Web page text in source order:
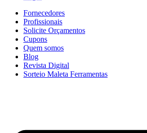
Fornecedores
Profissionais
Solicite Orçamentos
Cupons
Quem somos
Blog
Revista Digital
Sorteio Maleta Ferramentas